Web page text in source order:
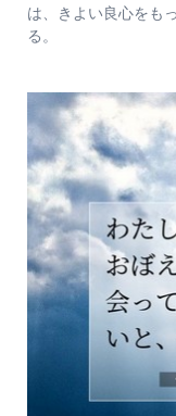
は、きよい良心をも
る。